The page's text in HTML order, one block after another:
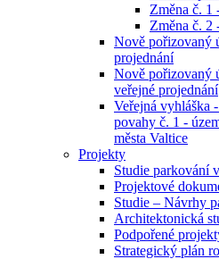
Změna č.
Změna č.
Nově pořizovaný
projednání
Nově pořizovaný
veřejné projednání
Veřejná vyhláška
povahy č. 1 -
města Valtice
Projekty
Studie parkování
Projektové
Studie – Návrhy
Architektonická
Podpořené
Strategický plán